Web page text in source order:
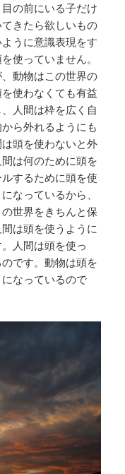
の前にいる子だけ
きたら欲しいもの
うに意識表現をす
使っていません。
動物はこの世界の
使わなくても有益
人間は枠を広く自
ら外れるようにも
頭を使わないと外
は何のために頭を
するために頭を使
なっているから、
世界をきちんと保
は頭を使うように
人間は頭を使っ
です。動物は頭を
なっているので